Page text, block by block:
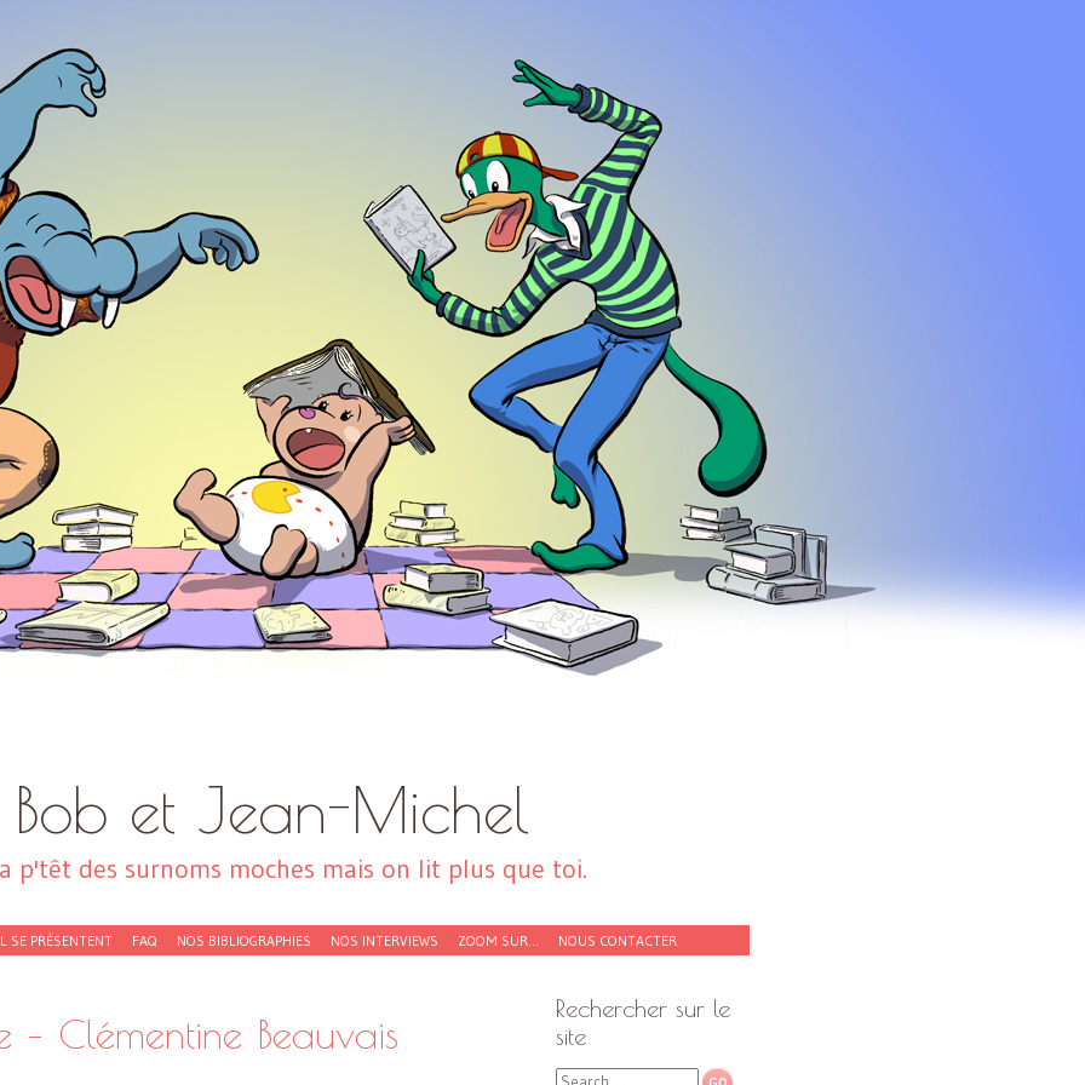
Bob et Jean-Michel
p'têt des surnoms moches mais on lit plus que toi.
SE PRÉSENTENT FAQ NOS BIBLIOGRAPHIES NOS INTERVIEWS ZOOM SUR… NOUS CONTACTER
Clémentine Beauvais
Rechercher sur le
site
Search